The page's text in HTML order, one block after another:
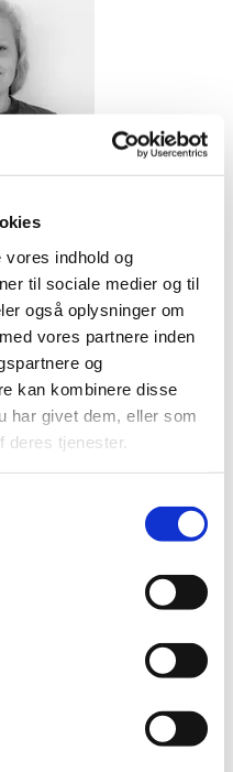
indhold og
til sociale medier og til
også oplysninger om
vores partnere inden
og
kan kombinere disse
har givet dem, eller som
deres tjenester.